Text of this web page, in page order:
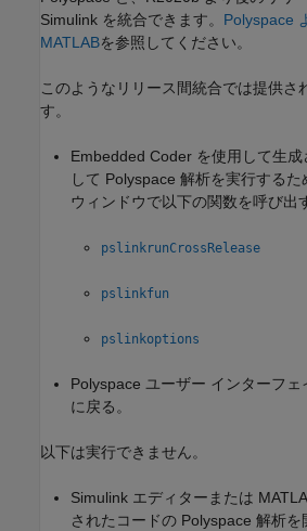
Simulink を統合できます。 Polyspace
MATLABを参照してください。
このようなリリース間統合では提供さ
す。
Embedded Coder を使用して生
して Polyspace 解析を実行する
ウィンドウで以下の関数を呼び出
pslinkrunCrossRelease
pslinkfun
pslinkoptions
Polyspace ユーザー インターフ
に戻る。
以下は実行できません。
Simulink エディターまたは
されたコードの Polyspace 解析を